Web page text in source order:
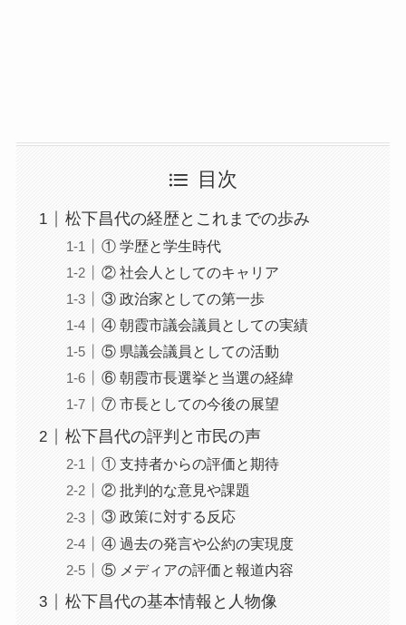
目次
松下昌代の経歴とこれまでの歩み
① 学歴と学生時代
② 社会人としてのキャリア
③ 政治家としての第一歩
④ 朝霞市議会議員としての実績
⑤ 県議会議員としての活動
⑥ 朝霞市長選挙と当選の経緯
⑦ 市長としての今後の展望
松下昌代の評判と市民の声
① 支持者からの評価と期待
② 批判的な意見や課題
③ 政策に対する反応
④ 過去の発言や公約の実現度
⑤ メディアの評価と報道内容
松下昌代の基本情報と人物像